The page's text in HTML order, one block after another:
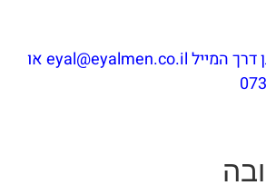
לפניות למשרד ניתן דרך המייל eyal@eyalmen.co.il או